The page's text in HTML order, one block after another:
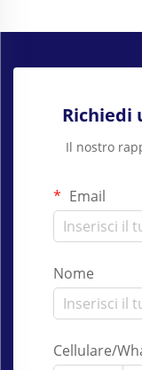
Richiedi
Il nostro
Email
Nome
Cellulare/